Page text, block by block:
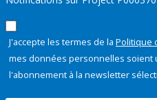
J'accepte les termes de la Politique
mes données personnelles soient
l'abonnement à la newsletter